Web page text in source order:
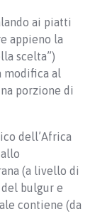
ai piatti
appieno la
scelta”)
modifica al
porzione di
dell’Africa
(a livello di
bulgur e
contiene (da